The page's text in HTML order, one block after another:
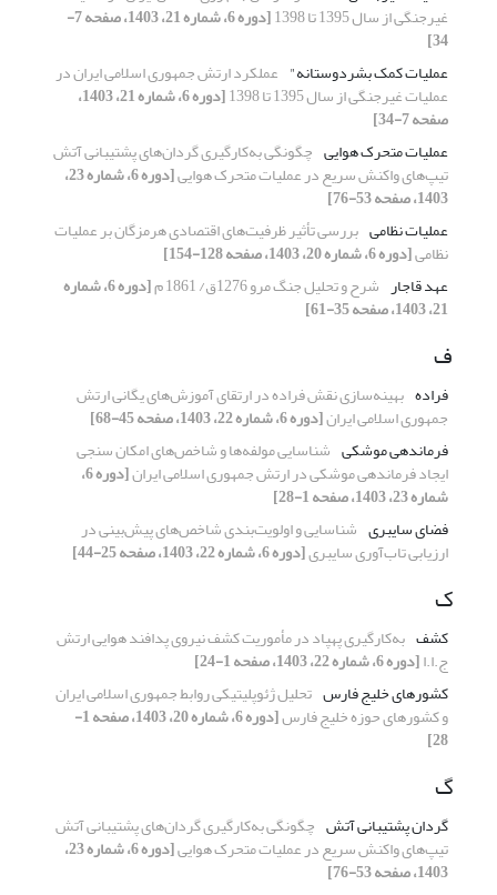
غیرجنگی از سال 1395 تا 1398 [دوره 6، شماره 21، 1403، صفحه 7-
34]
عملیات کمک بشردوستانه" عملکرد ارتش جمهوری اسلامی ایران در
عملیات غیرجنگی از سال 1395 تا 1398 [دوره 6، شماره 21، 1403،
صفحه 7-34]
عملیات متحرک هوایی چگونگی به‌کارگیری گردان‌های پشتیبانی آتش
تیپ‌های واکنش سریع در عملیات متحرک هوایی [دوره 6، شماره 23،
1403، صفحه 53-76]
عملیات نظامی بررسی تأثیر ظرفیت‌های اقتصادی هرمزگان بر عملیات
نظامی[دوره 6، شماره 20، 1403، صفحه 128-154]
عهد قاجار شرح و تحلیل جنگ مرو 1276ق/ 1861 م [دوره 6، شماره
21، 1403، صفحه 35-61]
ف
فراده بهینه‌سازی نقش فراده در ارتقای آموزش‌های یگانی ارتش
جمهوری اسلامی ایران[دوره 6، شماره 22، 1403، صفحه 45-68]
فرماندهی موشکی شناسایی مولفه‌ها و شاخص‌های امکان سنجی
ایجاد فرماندهی موشکی در ارتش جمهوری اسلامی ایران [دوره 6،
شماره 23، 1403، صفحه 1-28]
فضای سایبری شناسایی و اولویت‌بندی شاخص‌های پیش‌بینی در
ارزیابی تاب‌آوری سایبری[دوره 6، شماره 22، 1403، صفحه 25-44]
ک
کشف به‌کارگیری پهپاد در مأموریت‌ کشف نیروی پدافند هوایی ارتش
ج.ا.ا[دوره 6، شماره 22، 1403، صفحه 1-24]
کشورهای خلیج فارس تحلیل ژئوپلیتیکی روابط جمهوری اسلامی ایران
و کشورهای حوزه خلیج فارس [دوره 6، شماره 20، 1403، صفحه 1-
28]
گ
گردان پشتیبانی آتش چگونگی به‌کارگیری گردان‌های پشتیبانی آتش
تیپ‌های واکنش سریع در عملیات متحرک هوایی [دوره 6، شماره 23،
1403، صفحه 53-76]